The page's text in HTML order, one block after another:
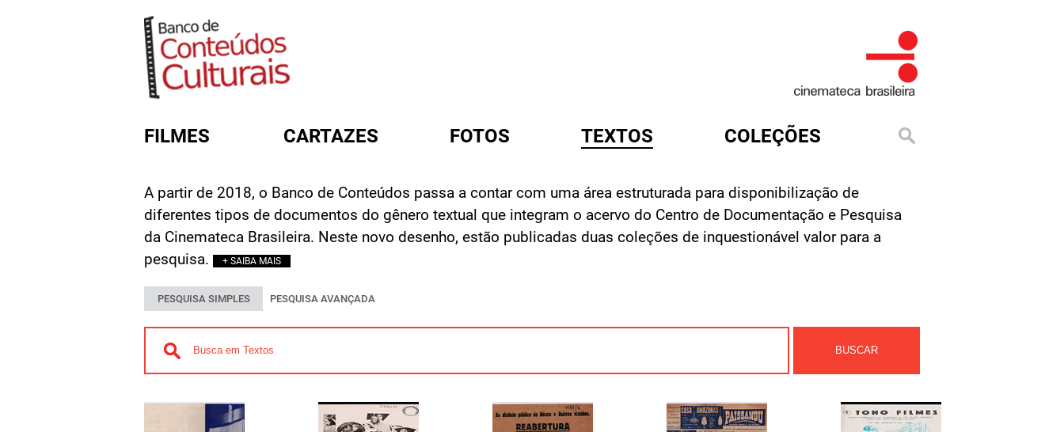
FILMES CARTAZES FOTOS TEXTOS COLEÇÕES
A partir de 2018, o Banco de Conteúdos passa a contar com uma área estruturada para disponibilização de
diferentes tipos de documentos do gênero textual que integram o acervo do Centro de Documentação e Pesquisa
da Cinemateca Brasileira. Neste novo desenho, estão publicadas duas coleções de inquestionável valor para a
pesquisa.
+ SAIBA MAIS
PESQUISA SIMPLES PESQUISA AVANÇADA
FORMULÁRIO DE BUSCA